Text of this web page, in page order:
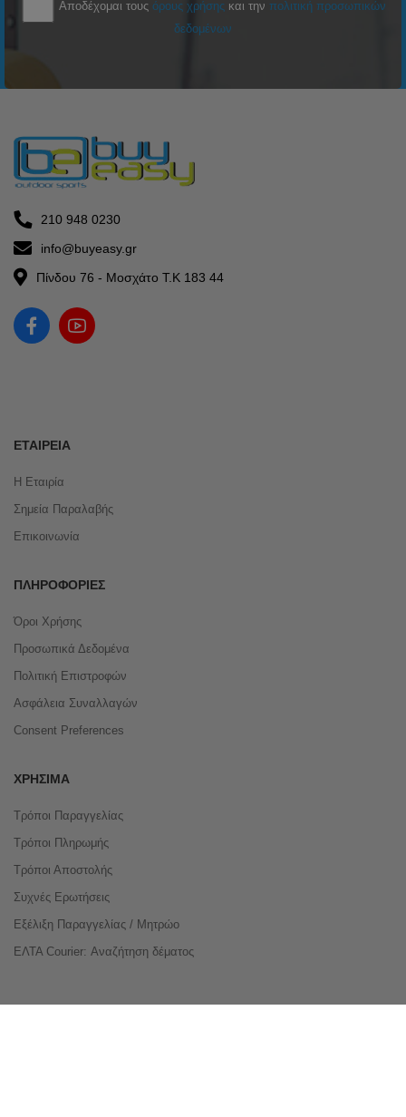
Αποδέχομαι τους όρους χρήσης και την πολιτική προσωπικών
δεδομένων
210 948 0230
info@buyeasy.gr
Πίνδου 76 - Μοσχάτο Τ.Κ 183 44
ΕΤΑΙΡΕΊΑ
Η Εταιρία
Σημεία Παραλαβής
Επικοινωνία
ΠΛΗΡΟΦΟΡΊΕΣ
Όροι Χρήσης
Προσωπικά Δεδομένα
Πολιτική Επιστροφών
Ασφάλεια Συναλλαγών
Consent Preferences
ΧΡΉΣΙΜΑ
Τρόποι Παραγγελίας
Τρόποι Πληρωμής
Τρόποι Αποστολής
Συχνές Ερωτήσεις
Εξέλιξη Παραγγελίας / Μητρώο
ΕΛΤΑ Courier: Αναζήτηση δέματος